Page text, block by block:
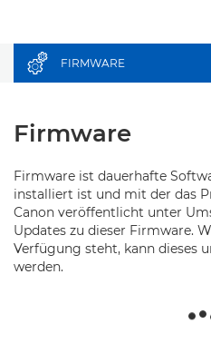
FIRMWARE
Firmware
Firmware ist dauerhafte
installiert ist und mit der das
Canon veröffentlicht unter
Updates zu dieser Firmware.
Verfügung steht, kann dieses
werden.